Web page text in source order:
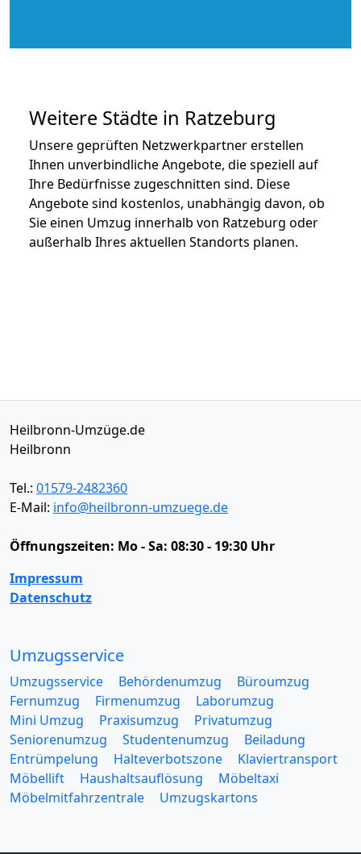
Weitere Städte in Ratzeburg
Unsere geprüften Netzwerkpartner erstellen
Ihnen unverbindliche Angebote, die speziell auf
Ihre Bedürfnisse zugeschnitten sind. Diese
Angebote sind kostenlos, unabhängig davon, ob
Sie einen Umzug innerhalb von Ratzeburg oder
außerhalb Ihres aktuellen Standorts planen.
Heilbronn-Umzüge.de
Heilbronn
Tel.: 01579-2482360
E-Mail: info@heilbronn-umzuege.de
Öffnungszeiten: Mo - Sa: 08:30 - 19:30 Uhr
Impressum
Datenschutz
Umzugsservice
Umzugsservice Behördenumzug
Büroumzug
Fernumzug
Firmenumzug
Laborumzug
Mini Umzug
Praxisumzug
Privatumzug
Seniorenumzug
Studentenumzug
Beiladung
Entrümpelung
Halteverbotszone
Klaviertransport
Möbellift
Haushaltsauflösung
Möbeltaxi
Möbelmitfahrzentrale
Umzugskartons